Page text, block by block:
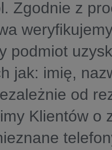
Zgodnie z
podmiot
jak: imię,
od
Klientów o